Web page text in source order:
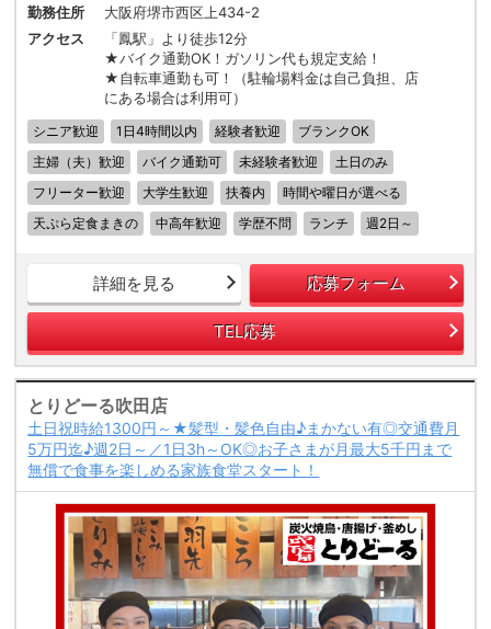
勤務住所
大阪府堺市西区上434-2
アクセス
「鳳駅」より徒歩12分
★バイク通勤OK！ガソリン代も規定支給！
★自転車通勤も可！（駐輪場料金は自己負担、店
にある場合は利用可）
シニア歓迎 1日4時間以内 経験者歓迎
ブランクOK
主婦（夫）歓迎
バイク通勤可 未経験者歓迎
土日のみ
フリーター歓迎
大学生歓迎 扶養内
時間や曜日が選べる
天ぷら定食まきの
中高年歓迎 学歴不問 ランチ 週2日～
詳細を見る 応募フォーム
TEL応募
とりどーる吹田店
土日祝時給1300円～★髪型・髪色自由♪まかない有◎交通費月
5万円迄♪週2日～／1日3h～OK◎お子さまが月最大5千円まで
無償で食事を楽しめる家族食堂スタート！